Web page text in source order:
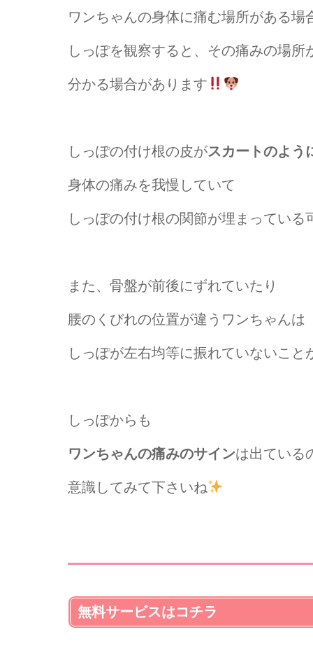
ワンちゃんの身体に痛む場所がある場
しっぽを観察すると、その痛みの場所
分かる場合があります
しっぽの付け根の皮がスカートのよう
身体の痛みを我慢していて
しっぽの付け根の関節が埋まっている
また、骨盤が前後にずれていたり
腰のくびれの位置が違うワンちゃんは
しっぽが左右均等に振れていないこと
しっぽからも
ワンちゃんの痛みのサインは出ている
意識してみて下さいね
無料サービスはコチラ